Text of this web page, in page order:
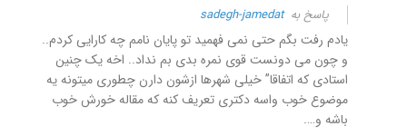
پاسخ بهsadegh-jamedat
یادم رفت بگم حتی نمی فهمید تو پایان نامم چه کارایی کردم..
و چون می دونست قوی نمره بدی بم نداد.. اخه یک چنین
استادی که اتفاقا” خیلی شهرها ازشون دارن چطوری میتونه یه
موضوع خوب واسه دکتری تعریف کنه که مقاله خورش خوب
باشه و….